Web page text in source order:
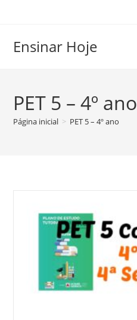
conteúdo
Ensinar Hoje
PET 5 – 4º ano
Página inicial > PET 5 – 4º ano